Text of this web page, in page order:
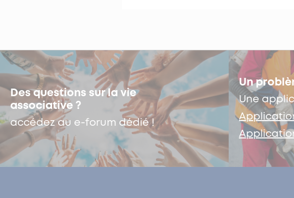
Des questions sur la vie
associative ?
accédez au e-forum dédié !
Un
Une